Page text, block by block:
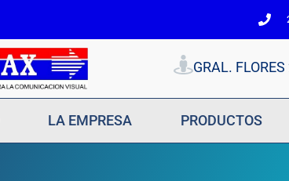
GRAL.
LA EMPRESA PRODUCTOS